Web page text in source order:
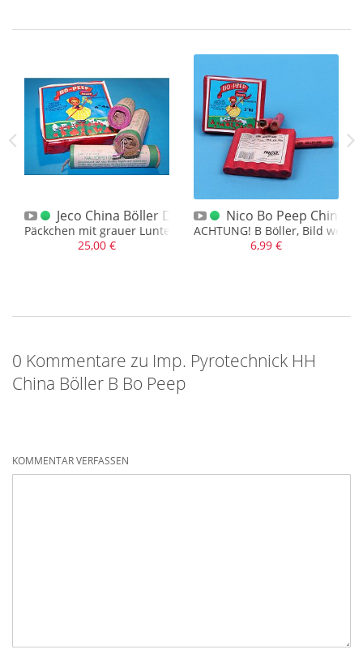
China Böller B
in Perfektion
Jeco China Böller D Bo Peep
Päckchen mit grauer Lunte
25,00 €
Nico Bo Peep China
ACHTUNG! B Böller, Bild
6,99 €
0 Kommentare zu Imp. Pyrotechnick HH
China Böller B Bo Peep
KOMMENTAR VERFASSEN